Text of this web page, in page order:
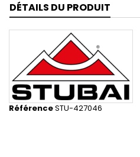
DÉTAILS DU PRODUIT
RéférenceSTU-427046